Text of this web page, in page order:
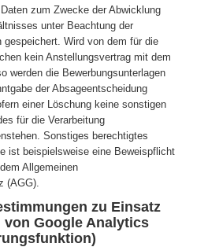
zum Zwecke der Abwicklung
unter Beachtung der
Wird von dem für die
kein Anstellungsvertrag mit dem
werden die Bewerbungsunterlagen
der Absageentscheidung
einer Löschung keine sonstigen
für die Verarbeitung
Sonstiges berechtigtes
ist beispielsweise eine Beweispflicht
Allgemeinen
(AGG).
zu Einsatz
von Google Analytics